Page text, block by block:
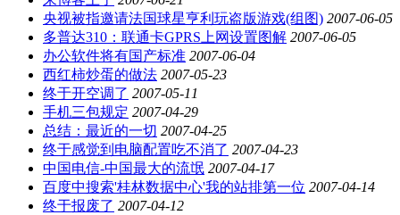
央视被指邀请法国球星亨利玩盗版游戏(组图) 2007-06-05
多普达310：联通卡GPRS上网设置图解 2007-06-05
办公软件将有国产标准 2007-06-04
西红柿炒蛋的做法 2007-05-23
终于开空调了 2007-05-11
手机三包规定 2007-04-29
总结：最近的一切 2007-04-25
终于感觉到电脑配置吃不消了 2007-04-23
中国电信-中国最大的流氓 2007-04-17
百度中搜索'桂林数据中心'我的站排第一位 2007-04-14
终于报废了 2007-04-12